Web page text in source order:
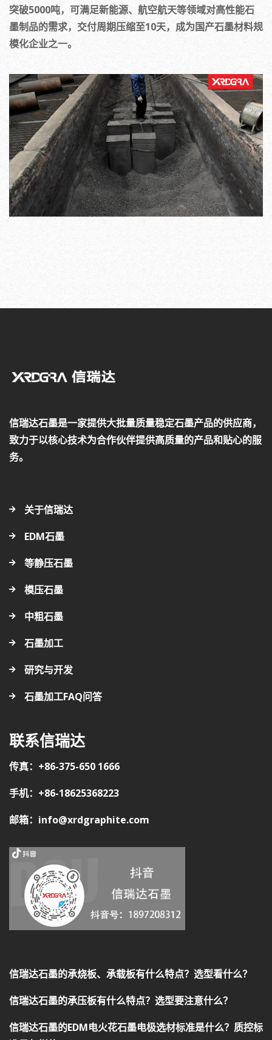
突破5000吨，可满足新能源、航空航天等领域对高性能石
墨制品的需求，交付周期压缩至10天，成为国产石墨材料规
模化企业之一。
信瑞达石墨是一家提供大批量质量稳定石墨产品的供应商，
致力于以核心技术为合作伙伴提供高质量的产品和贴心的服
务。
关于信瑞达
EDM石墨
等静压石墨
模压石墨
中粗石墨
石墨加工
研究与开发
石墨加工FAQ问答
联系信瑞达
传真：+86-375-650 1666
手机：+86-18625368223
邮箱：info@xrdgraphite.com
信瑞达石墨的承烧板、承载板有什么特点？选型看什么？
信瑞达石墨的承压板有什么特点？选型要注意什么？
信瑞达石墨的EDM电火花石墨电极选材标准是什么？质控标